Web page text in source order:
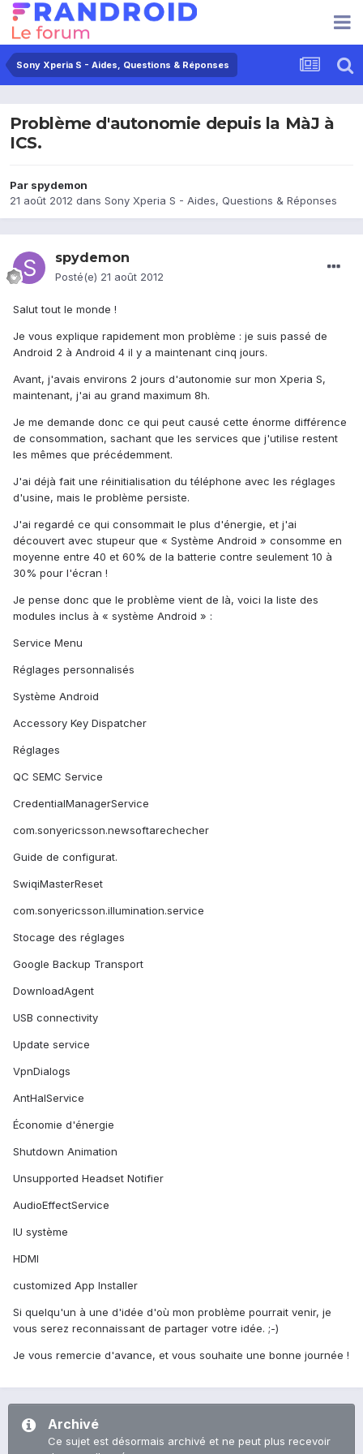
Sony Xperia S - Aides, Questions & Réponses
Problème d'autonomie depuis la MàJ à
ICS.
Par spydemon
21 août 2012 dans Sony Xperia S - Aides, Questions & Réponses
spydemon
Posté(e) 21 août 2012
Salut tout le monde !
Je vous explique rapidement mon problème : je suis passé de
Android 2 à Android 4 il y a maintenant cinq jours.
Avant, j'avais environs 2 jours d'autonomie sur mon Xperia S,
maintenant, j'ai au grand maximum 8h.
Je me demande donc ce qui peut causé cette énorme différence
de consommation, sachant que les services que j'utilise restent
les mêmes que précédemment.
J'ai déjà fait une réinitialisation du téléphone avec les réglages
d'usine, mais le problème persiste.
J'ai regardé ce qui consommait le plus d'énergie, et j'ai
découvert avec stupeur que « Système Android » consomme en
moyenne entre 40 et 60% de la batterie contre seulement 10 à
30% pour l'écran !
Je pense donc que le problème vient de là, voici la liste des
modules inclus à « système Android » :
Service Menu
Réglages personnalisés
Système Android
Accessory Key Dispatcher
Réglages
QC SEMC Service
CredentialManagerService
com.sonyericsson.newsoftarechecher
Guide de configurat.
SwiqiMasterReset
com.sonyericsson.illumination.service
Stocage des réglages
Google Backup Transport
DownloadAgent
USB connectivity
Update service
VpnDialogs
AntHalService
Économie d'énergie
Shutdown Animation
Unsupported Headset Notifier
AudioEffectService
IU système
HDMI
customized App Installer
Si quelqu'un à une d'idée d'où mon problème pourrait venir, je
vous serez reconnaissant de partager votre idée. ;-)
Je vous remercie d'avance, et vous souhaite une bonne journée !
Archivé
Ce sujet est désormais archivé et ne peut plus recevoir